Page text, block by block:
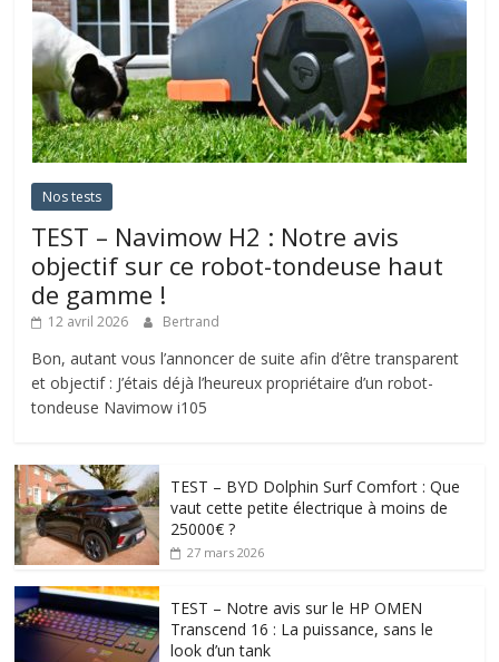
Nos tests
TEST – Navimow H2 : Notre avis
objectif sur ce robot-tondeuse haut
de gamme !
12 avril 2026 Bertrand
Bon, autant vous l’annoncer de suite afin d’être transparent
et objectif : J’étais déjà l’heureux propriétaire d’un robot-
tondeuse Navimow i105
TEST – BYD Dolphin Surf Comfort : Que
vaut cette petite électrique à moins de
25000€ ?
27 mars 2026
TEST – Notre avis sur le HP OMEN
Transcend 16 : La puissance, sans le
look d’un tank